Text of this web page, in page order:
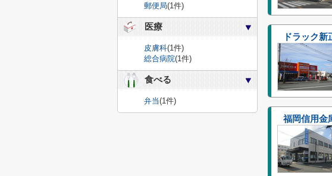
ドラック新
福岡信用金
郵便局(1件)
医療
皮膚科(1件)
総合病院(1件)
食べる
弁当(1件)